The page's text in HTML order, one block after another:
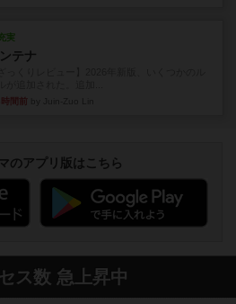
実
テナ
間前
のアプリ版はこちら
ス数 急上昇中